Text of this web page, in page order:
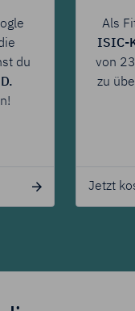
du
Als
ISIC-
von
zu
Jetzt